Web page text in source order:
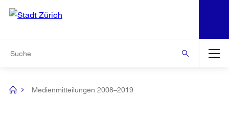
Navigation
[no
Medienmitteilungen 2008–2019